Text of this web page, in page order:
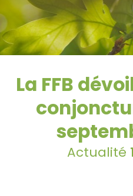
La FFB
Actualité